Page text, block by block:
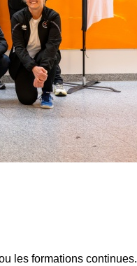
les formations continues.